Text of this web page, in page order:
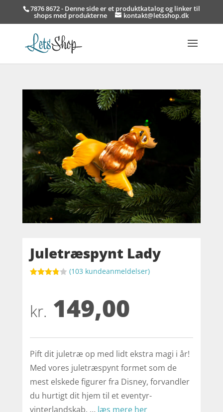
7876 8672 - Denne side er et produktkatalog og linker til
shops med produkterne kontakt@letsshop.dk
Juletræspynt Lady
baseret
på
er
(103 kundeanmeldelser)
kr. 149,00
Pift dit juletræ op med lidt ekstra magi i år!
Med vores juletræspynt formet som de
mest elskede figurer fra Disney, forvandler
du hurtigt dit hjem til et eventyr-
vinterlandskab. … læs mere her